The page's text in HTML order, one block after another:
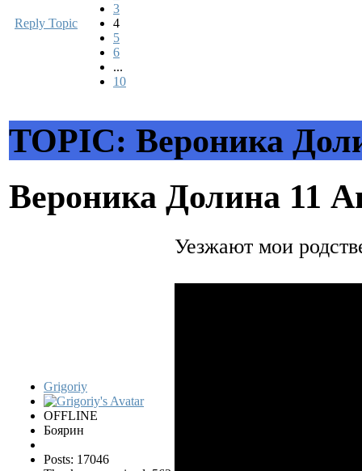
Reply Topic
3
4
5
6
...
10
TOPIC: Вероника
Вероника Долина 11
Grigoriy
OFFLINE
Боярин
Posts: 17046
Уезжают мои